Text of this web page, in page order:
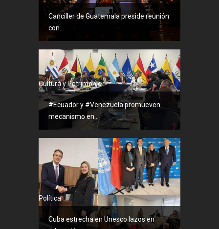
Canciller de Guatemala preside reunión
con...
Cultura y Patrimonio
#Ecuador y #Venezuela promueven
mecanismo en...
Política
Cuba estrecha en Unesco lazos en